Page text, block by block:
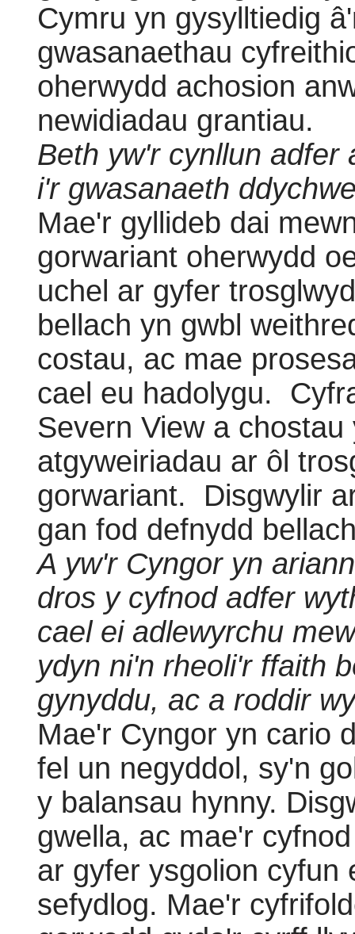
Cymru yn gysylltiedig
gwasanaethau
oherwydd achosion
newidiadau grantiau.
Beth yw'r cynllun adfer
i'r gwasanaeth
Mae'r gyllideb dai
gorwariant oherwydd
uchel ar gyfer
bellach yn gwbl
costau, ac mae
cael eu hadolygu.
Severn View a
atgyweiriadau ar ôl
gorwariant.
Disgwylir
gan fod defnydd
A yw'r Cyngor yn
dros y cyfnod adfer
cael ei adlewyrchu
ydyn ni'n rheoli'r ffaith
gynyddu, ac a roddir
Mae'r Cyngor yn cario
fel un negyddol, sy'n
y balansau hynny.
gwella, ac mae'r
ar gyfer ysgolion cyfun
sefydlog. Mae'r